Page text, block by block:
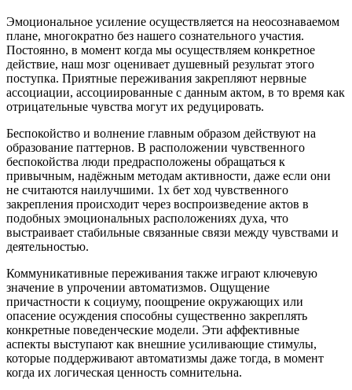
Эмоциональное усиление осуществляется на неосознаваемом
плане, многократно без нашего сознательного участия.
Постоянно, в момент когда мы осуществляем конкретное
действие, наш мозг оценивает душевный результат этого
поступка. Приятные переживания закрепляют нервные
ассоциации, ассоциированные с данным актом, в то время как
отрицательные чувства могут их редуцировать.
Беспокойство и волнение главным образом действуют на
образование паттернов. В расположении чувственного
беспокойства люди предрасположены обращаться к
привычным, надёжным методам активности, даже если они
не считаются наилучшими. 1х бет ход чувственного
закрепления происходит через воспроизведение актов в
подобных эмоциональных расположениях духа, что
выстраивает стабильные связанные связи между чувствами и
деятельностью.
Коммуникативные переживания также играют ключевую
значение в упрочении автоматизмов. Ощущение
причастности к социуму, поощрение окружающих или
опасение осуждения способны существенно закреплять
конкретные поведенческие модели. Эти аффективные
аспекты выступают как внешние усиливающие стимулы,
которые поддерживают автоматизмы даже тогда, в момент
когда их логическая ценность сомнительна.